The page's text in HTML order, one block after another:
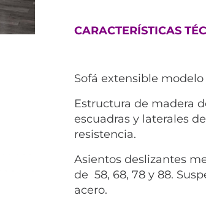
CARACTERÍSTICAS
Sofá extensible modelo
Estructura de madera
escuadras y laterales
resistencia.
Asientos deslizantes
de 58, 68, 78 y 88.
acero.